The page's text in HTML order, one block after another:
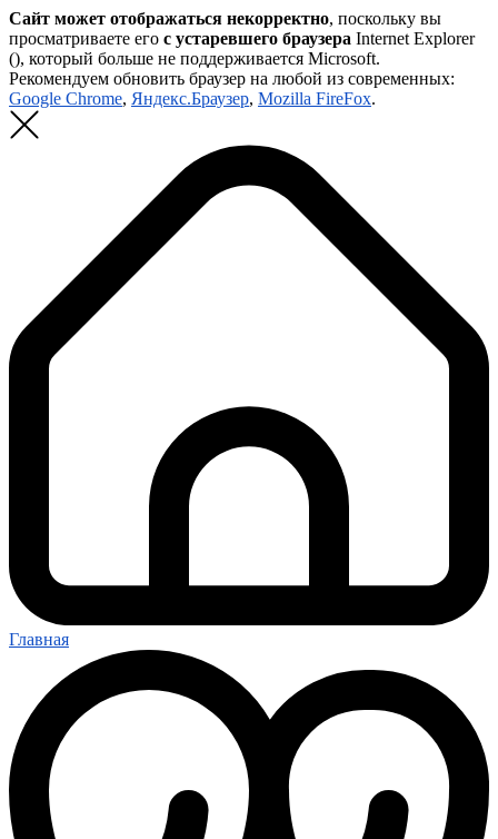
Сайт может отображаться некорректно, поскольку вы
просматриваете его с устаревшего браузера Internet Explorer
(), который больше не поддерживается Microsoft.
Рекомендуем обновить браузер на любой из современных:
Google Chrome, Яндекс.Браузер, Mozilla FireFox.
Главная